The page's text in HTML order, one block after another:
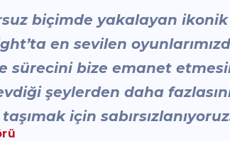
biçimde yakalayan ikonik
en sevilen
sürecini bize emanet
şeylerden daha
için